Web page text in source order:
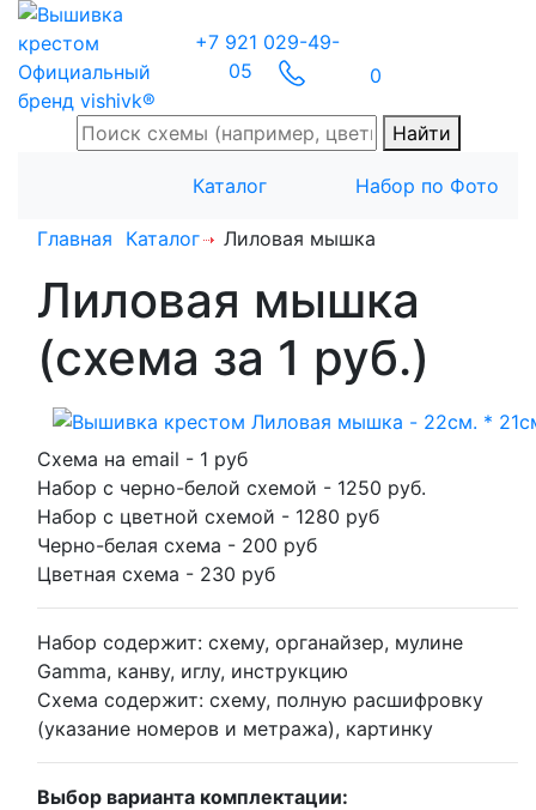
Официальный
бренд vishivk®
+7 921 029-49-
05
0
Найти
Каталог Набор по Фото
Главная Каталог Лиловая мышка
Лиловая мышка
(схема за 1 руб.)
Схема на email - 1 руб
Набор с черно-белой схемой - 1250 руб.
Набор с цветной схемой - 1280 руб
Черно-белая схема - 200 руб
Цветная схема - 230 руб
Набор содержит: схему, органайзер, мулине
Gamma, канву, иглу, инструкцию
Схема содержит: схему, полную расшифровку
(указание номеров и метража), картинку
Выбор варианта комплектации: